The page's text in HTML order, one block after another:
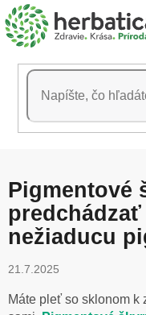
Prejsť
na
obsah
Pigmentové
nežiaducu
21.7.2025
Máte pleť so sklonom k